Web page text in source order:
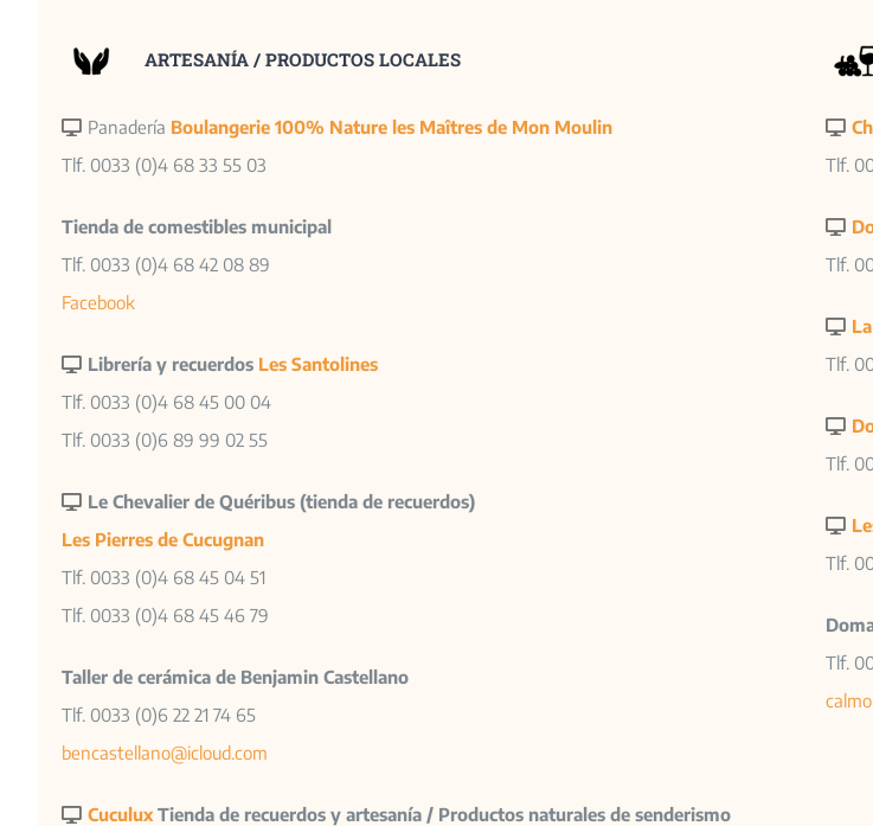
ARTESANÍA / PRODUCTOS LOCALES
Panadería Boulangerie 100% Nature les Maîtres de Mon Moulin
Tlf. 0033 (0)4 68 33 55 03
Tienda de comestibles municipal
Tlf. 0033 (0)4 68 42 08 89
Facebook
Librería y recuerdosLes Santolines
Tlf. 0033 (0)4 68 45 00 04
Tlf. 0033 (0)6 89 99 02 55
Le Chevalier de Quéribus (tienda de recuerdos)
Les Pierres de Cucugnan
Tlf. 0033 (0)4 68 45 04 51
Tlf. 0033 (0)4 68 45 46 79
Taller de cerámica de Benjamin Castellano
Tlf. 0033 (0)6 22 21 74 65
bencastellano@icloud.com
Cuculux Tienda de recuerdos y artesanía / Productos naturales de senderismo
Tlf.
Tlf.
Tlf.
Tlf.
Tlf.
Tlf.